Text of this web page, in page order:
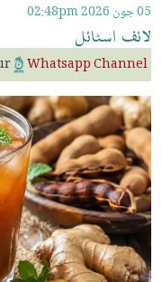
05 جون 2026 02:48pm
لائف اسٹائل
Whatsapp Channel